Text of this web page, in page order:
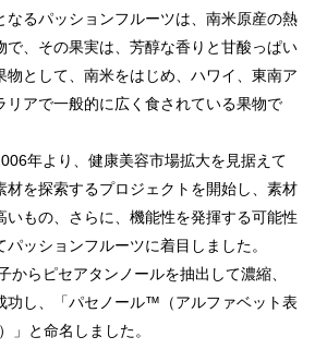
なるパッションフルーツは、南米原産の熱
で、その果実は、芳醇な香りと甘酸っぱい
物として、南米をはじめ、ハワイ、東南ア
リアで一般的に広く食されている果物で
年より、健康美容市場拡大を見据えて
材を探索するプロジェクトを開始し、素材
いもの、さらに、機能性を発揮する可能性
ッションフルーツに着目しました。
からピセアタンノールを抽出して濃縮、
功し、「パセノール™（アルファベット表
と命名しました。